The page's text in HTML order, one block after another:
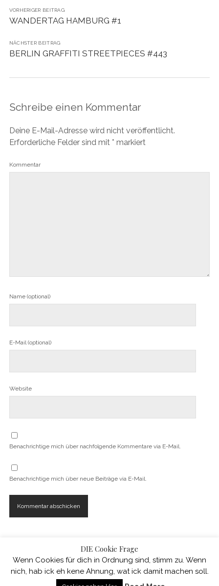
VORHERIGER BEITRAG
WANDERTAG HAMBURG #1
NÄCHSTER BEITRAG
BERLIN GRAFFITI STREETPIECES #443
Schreibe einen Kommentar
Deine E-Mail-Adresse wird nicht veröffentlicht.
Erforderliche Felder sind mit * markiert
Kommentar
Name (optional)
E-Mail (optional)
Website
Benachrichtige mich über nachfolgende Kommentare via E-Mail.
Benachrichtige mich über neue Beiträge via E-Mail.
WordPress-Theme Chosen von Compete Themes.
DIE Cookie Frage
Wenn Cookies für dich in Ordnung sind, stimm zu. Wenn
nich, hab ick eh kene Ahnung, wat ick damit machen soll.